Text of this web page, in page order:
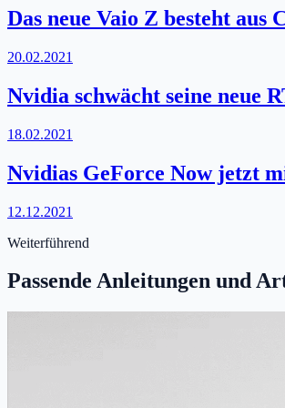
Das neue Vaio Z besteht
20.02.2021
Nvidia schwächt seine neue
18.02.2021
Nvidias GeForce Now jetzt
12.12.2021
Weiterführend
Passende Anleitungen und